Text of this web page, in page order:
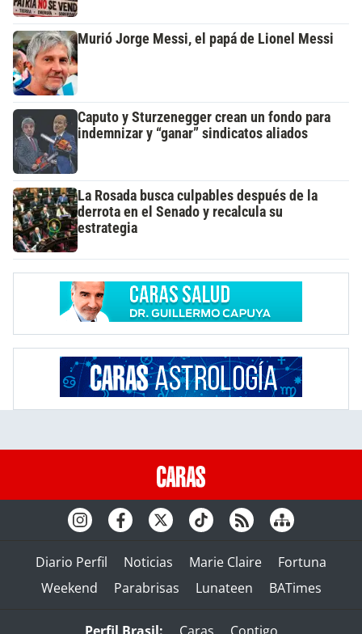
Murió Jorge Messi, el papá de Lionel Messi
Caputo y Sturzenegger crean un fondo para
indemnizar y “ganar” sindicatos aliados
La Rosada busca culpables después de la
derrota en el Senado y recalcula su
estrategia
Diario Perfil Noticias Marie Claire
Fortuna
Weekend
Parabrisas Lunateen BATimes